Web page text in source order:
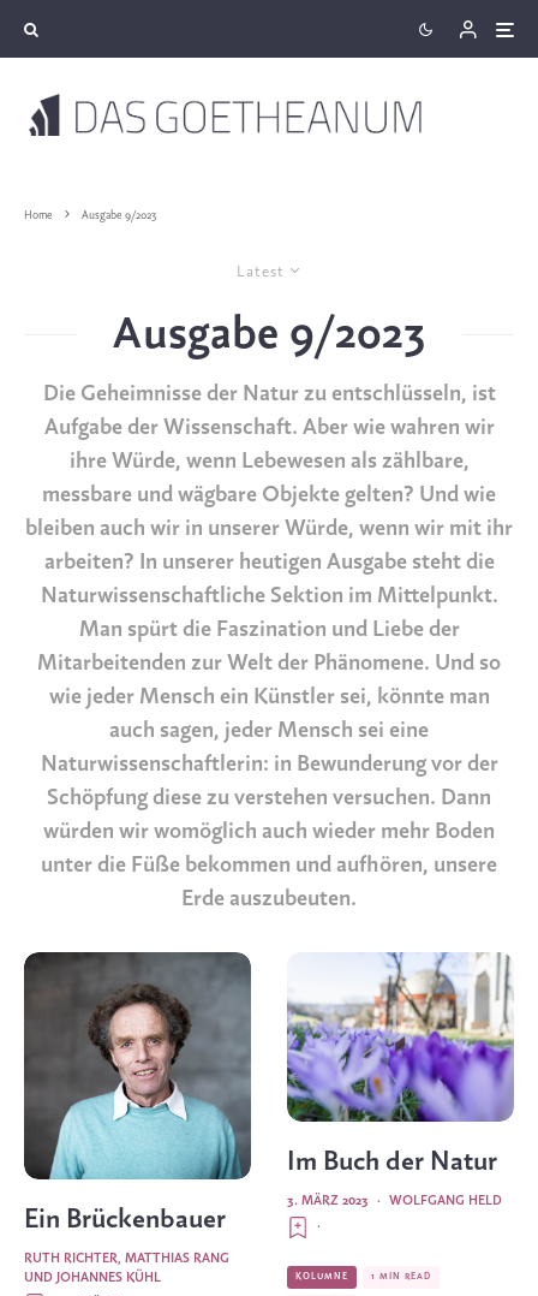
Home Ausgabe 9/2023
Latest
Ausgabe 9/2023
Die Geheimnisse der Natur zu entschlüsseln, ist
Aufgabe der Wissenschaft. Aber wie wahren wir
ihre Würde, wenn Lebewesen als zählbare,
messbare und wägbare Objekte gelten? Und wie
bleiben auch wir in unserer Würde, wenn wir mit ihr
arbeiten? In unserer heutigen Ausgabesteht die
Naturwissenschaftliche Sektion im Mittelpunkt.
Man spürt die Faszination und Liebe der
Mitarbeitenden zur Welt der Phänomene. Und so
wie jeder Mensch ein Künstler sei, könnte man
auch sagen, jeder Mensch sei eine
Naturwissenschaftlerin: in Bewunderung vor der
Schöpfung diese zu verstehen versuchen. Dann
würden wir womöglich auch wieder mehr Boden
unter die Füße bekommen und aufhören, unsere
Erde auszubeuten.
Ein Brückenbauer
RUTH RICHTER, MATTHIAS RANG
UND JOHANNES KÜHL
Im Buch der Natur
WOLFGANG HELD
·
3. MÄRZ 2023
·
KOLUMNE 1 MIN READ